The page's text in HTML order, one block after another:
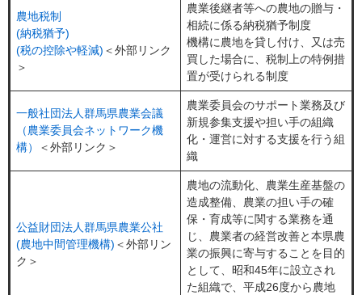
農地税制
(納税猶予)
(税の控除や軽減) ＜外部リンク
＞
農業後継者等への農地の贈与・
相続に係る納税猶予制度
機構に農地を貸し付け、又は売
買した場合に、税制上の特例措
置が受けられる制度
一般社団法人群馬県農業会議
（農業委員会ネットワーク機
構）
＜外部リンク＞
農業委員会のサポート業務及び
新規参集支援や担い手の組織
化・運営に対する支援を行う組
織
公益財団法人群馬県農業公社
(農地中間管理機構) ＜外部リン
ク＞
農地の流動化、農業生産基盤の
造成整備、農業の担い手の確
保・育成等に関する業務を通
じ、農業者の経営改善と本県農
業の振興に寄与することを目的
として、昭和45年に設立され
た組織で、平成26度から農地